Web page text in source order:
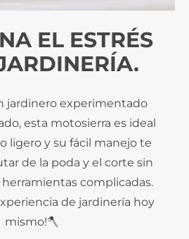
EL ESTRÉS
jardinero experimentado
esta motosierra es ideal
ligero y su fácil manejo te
de la poda y el corte sin
complicadas.
de jardinería hoy
mismo!🪓